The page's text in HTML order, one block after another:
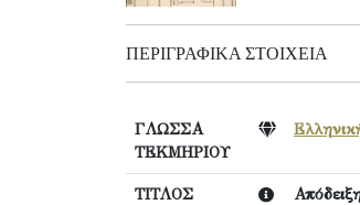
ΠΕΡΙΓΡΑΦΙΚΆ ΣΤΟΙΧΕΊΑ
ΓΛΩΣΣΑ
ΤΕΚΜΗΡΙΟΥ
ΤΙΤΛΟΣ